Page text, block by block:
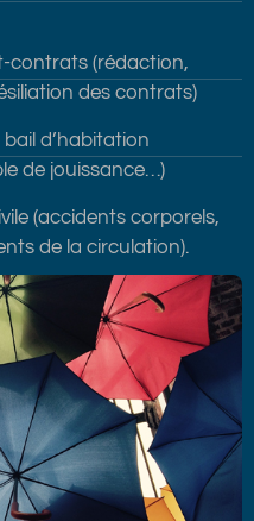
contrats (rédaction,
des contrats)
d’habitation
de jouissance…)
(accidents corporels,
de la circulation).